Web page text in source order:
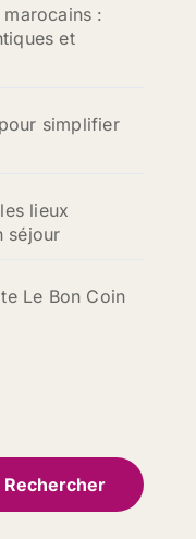
:
et
simplifier
lieux
séjour
Le Bon Coin